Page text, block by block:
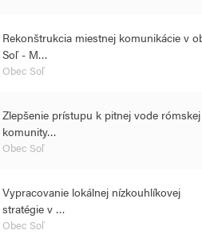
Rekonštrukcia miestnej komunikácie v
Soľ - M…
Obec Soľ
Zlepšenie prístupu k pitnej vode rómskej
komunity…
Obec Soľ
Vypracovanie lokálnej nízkouhlíkovej
stratégie v …
Obec Soľ